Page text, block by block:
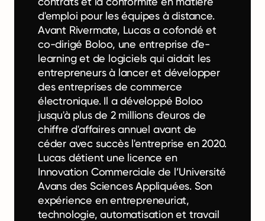
d'emploi pour les équipes à distance.
Avant Rivermate, Lucas a cofondé et
co-dirigé Boloo, une entreprise d'e-
learning et de logiciels qui aidait les
entrepreneurs à lancer et développer
des entreprises de commerce
électronique. Il a développé Boloo
jusqu'à plus de 2 millions d'euros de
chiffre d'affaires annuel avant de
céder avec succès l'entreprise en 2020.
Lucas détient une licence en
Innovation Commerciale de l’Université
Avans des Sciences Appliquées. Son
expérience en entrepreneuriat,
technologie, automatisation et travail